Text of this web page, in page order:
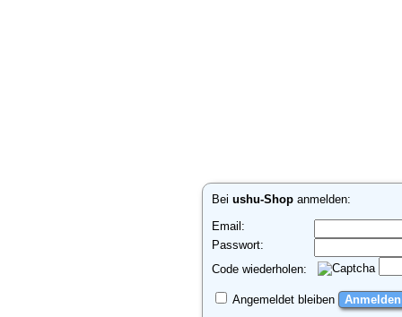
Beiushu-Shop anmelden:
Email:
Passwort:
Code wiederholen:
Angemeldet bleiben